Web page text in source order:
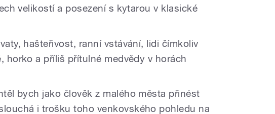
velikostí a posezení s kytarou v klasické
hašteřivost, ranní vstávání, lidi čímkoliv
horko a příliš přítulné medvědy v horách
bych jako člověk z malého města přinést
i trošku toho venkovského pohledu na